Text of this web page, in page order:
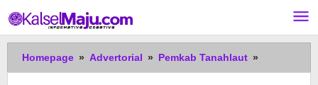
ke
konten
Homepage » Advertorial » Pemkab Tanahlaut »
Damar